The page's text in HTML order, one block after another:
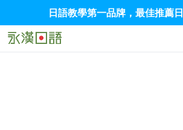
日語教學第一品牌，最佳推薦